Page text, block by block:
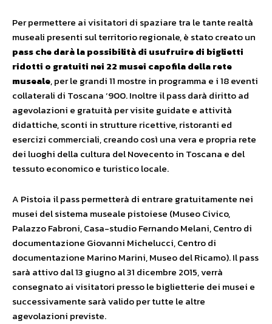
Per permettere ai visitatori di spaziare tra le tante realtà
museali presenti sul territorio regionale, è stato creato un
pass che darà la possibilità di usufruire di biglietti
ridotti o gratuiti nei 22 musei capofila della rete
museale, per le grandi 11 mostre in programma e i 18 eventi
collaterali di Toscana ‘900. Inoltre il pass darà diritto ad
agevolazioni e gratuità per visite guidate e attività
didattiche, sconti in strutture ricettive, ristoranti ed
esercizi commerciali, creando così una vera e propria rete
dei luoghi della cultura del Novecento in Toscana e del
tessuto economico e turistico locale.
A Pistoia il pass permetterà di entrare gratuitamente nei
musei del sistema museale pistoiese (Museo Civico,
Palazzo Fabroni, Casa-studio Fernando Melani, Centro di
documentazione Giovanni Michelucci, Centro di
documentazione Marino Marini, Museo del Ricamo). Il pass
sarà attivo dal 13 giugno al 31 dicembre 2015, verrà
consegnato ai visitatori presso le biglietterie dei musei e
successivamente sarà valido per tutte le altre
agevolazioni previste.